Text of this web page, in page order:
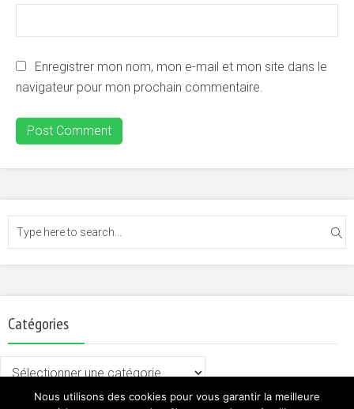
Enregistrer mon nom, mon e-mail et mon site dans le
navigateur pour mon prochain commentaire.
Catégories
Nous utilisons des cookies pour vous garantir la meilleure